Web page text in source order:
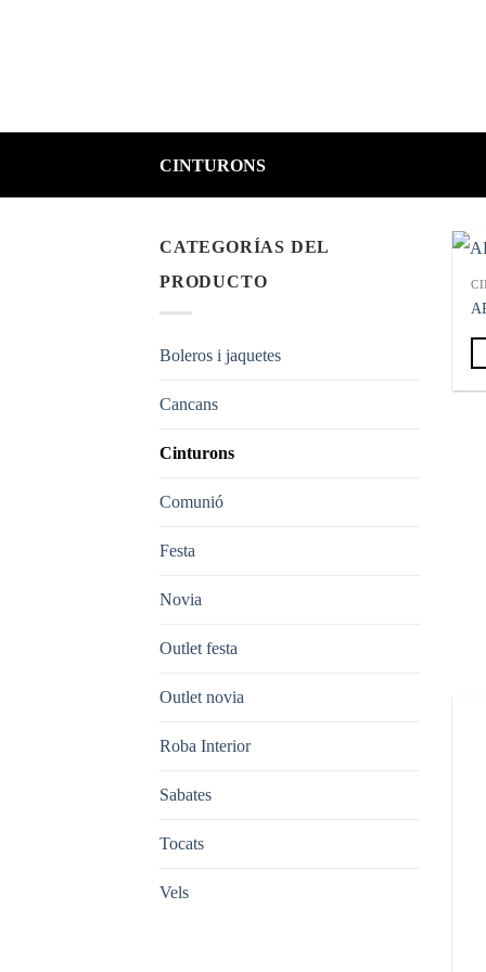
CINTURONS
CATEGORÍAS DEL
PRODUCTO
Boleros i jaquetes
Cancans
Cinturons
Comunió
Festa
Novia
Outlet festa
Outlet novia
Roba Interior
Sabates
Tocats
Vels